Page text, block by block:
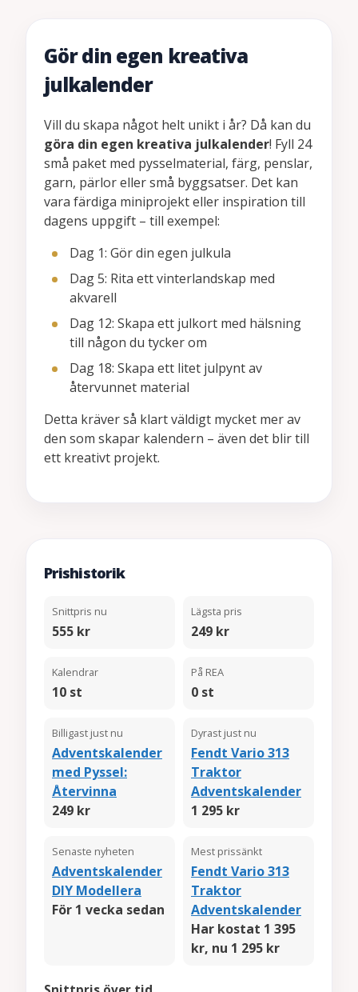
Gör din egen kreativa
julkalender
Vill du skapa något helt unikt i år? Då kan du
göra din egen kreativa julkalender! Fyll 24
små paket med pysselmaterial, färg, penslar,
garn, pärlor eller små byggsatser. Det kan
vara färdiga miniprojekt eller inspiration till
dagens uppgift – till exempel:
Dag 1: Gör din egen julkula
Dag 5: Rita ett vinterlandskap med
akvarell
Dag 12: Skapa ett julkort med hälsning
till någon du tycker om
Dag 18: Skapa ett litet julpynt av
återvunnet material
Detta kräver så klart väldigt mycket mer av
den som skapar kalendern – även det blir till
ett kreativt projekt.
Prishistorik
Snittpris nu
555 kr
Lägsta pris
249 kr
Kalendrar
10 st
På REA
0 st
Billigast just nu
Adventskalender
med Pyssel:
Återvinna
249 kr
Dyrast just nu
Fendt Vario 313
Traktor
Adventskalender
1 295 kr
Senaste nyheten
Adventskalender
DIY Modellera
För 1 vecka sedan
Mest prissänkt
Fendt Vario 313
Traktor
Adventskalender
Har kostat 1 395
kr, nu 1 295 kr